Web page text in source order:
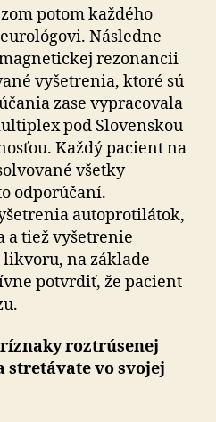
potom každého
Následne
rezonancii
vyšetrenia, ktoré sú
zase vypracovala
pod Slovenskou
Každý pacient na
všetky
odporúčaní.
autoprotilátok,
a tiež vyšetrenie
likvoru, na základe
potvrdiť, že pacient
roztrúsenej
stretávate vo svojej